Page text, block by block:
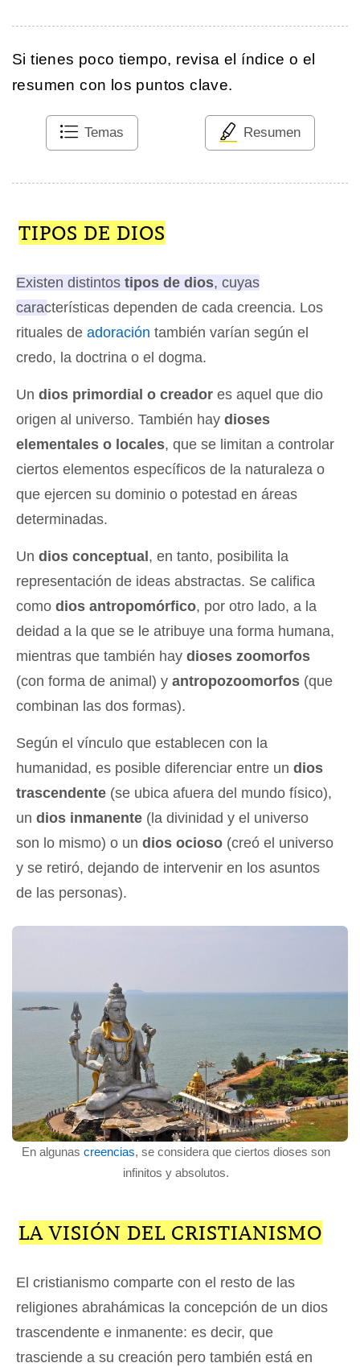
Si tienes poco tiempo, revisa el índice o el
resumen con los puntos clave.
Temas Resumen
TIPOS DE DIOS
Existen distintos tipos de dios, cuyas
características dependen de cada creencia. Los
rituales de adoración también varían según el
credo, la doctrina o el dogma.
Un dios primordial o creador es aquel que dio
origen al universo. También hay dioses
elementales o locales, que se limitan a controlar
ciertos elementos específicos de la naturaleza o
que ejercen su dominio o potestad en áreas
determinadas.
Un dios conceptual , en tanto, posibilita la
representación de ideas abstractas. Se califica
como dios antropomórfico, por otro lado, a la
deidad a la que se le atribuye una forma humana,
mientras que también hay dioses zoomorfos
(con forma de animal) y antropozoomorfos (que
combinan las dos formas).
Según el vínculo que establecen con la
humanidad, es posible diferenciar entre un dios
trascendente (se ubica afuera del mundo físico),
un dios inmanente (la divinidad y el universo
son lo mismo) o un dios ocioso (creó el universo
y se retiró, dejando de intervenir en los asuntos
de las personas).
En algunas creencias, se considera que ciertos dioses son
infinitos y absolutos.
LA VISIÓN DEL CRISTIANISMO
El cristianismo comparte con el resto de las
religiones abrahámicas la concepción de un dios
trascendente e inmanente: es decir, que
trasciende a su creación pero también está en